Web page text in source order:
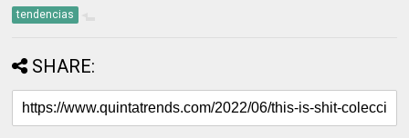
tendencias
SHARE: